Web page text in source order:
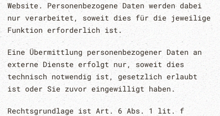
Website. Personenbezogene Daten werden dabei
nur verarbeitet, soweit dies für die jeweilige
Funktion erforderlich ist.
Eine Übermittlung personenbezogener Daten an
externe Dienste erfolgt nur, soweit dies
technisch notwendig ist, gesetzlich erlaubt
ist oder Sie zuvor eingewilligt haben.
Rechtsgrundlage ist Art. 6 Abs. 1 lit. f